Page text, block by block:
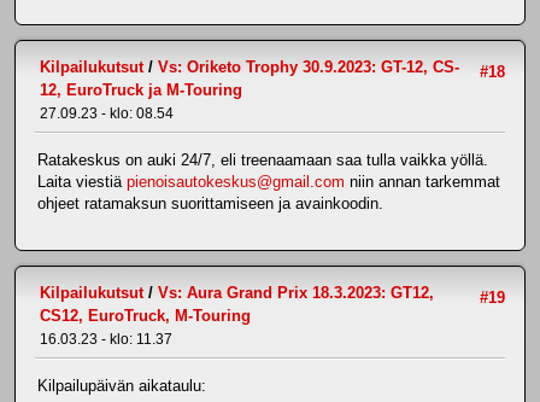
#18
Kilpailukutsut/ Vs: Oriketo Trophy 30.9.2023: GT-12, CS-
12, EuroTruck ja M-Touring
27.09.23 - klo: 08.54
Ratakeskus on auki 24/7, eli treenaamaan saa tulla vaikka yöllä.
Laita viestiä pienoisautokeskus@gmail.com niin annan tarkemmat
ohjeet ratamaksun suorittamiseen ja avainkoodin.
#19
Kilpailukutsut/ Vs: Aura Grand Prix 18.3.2023: GT12,
CS12, EuroTruck, M-Touring
16.03.23 - klo: 11.37
Kilpailupäivän aikataulu: